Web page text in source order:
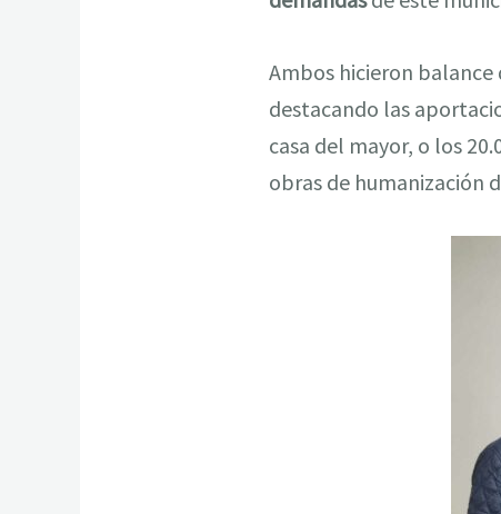
Ambos hicieron balance
destacando las
casa del mayor, o los
obras de humanización